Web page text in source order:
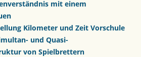
mit einem
Kilometer und Zeit Vorschule
und Quasi-
von Spielbrettern